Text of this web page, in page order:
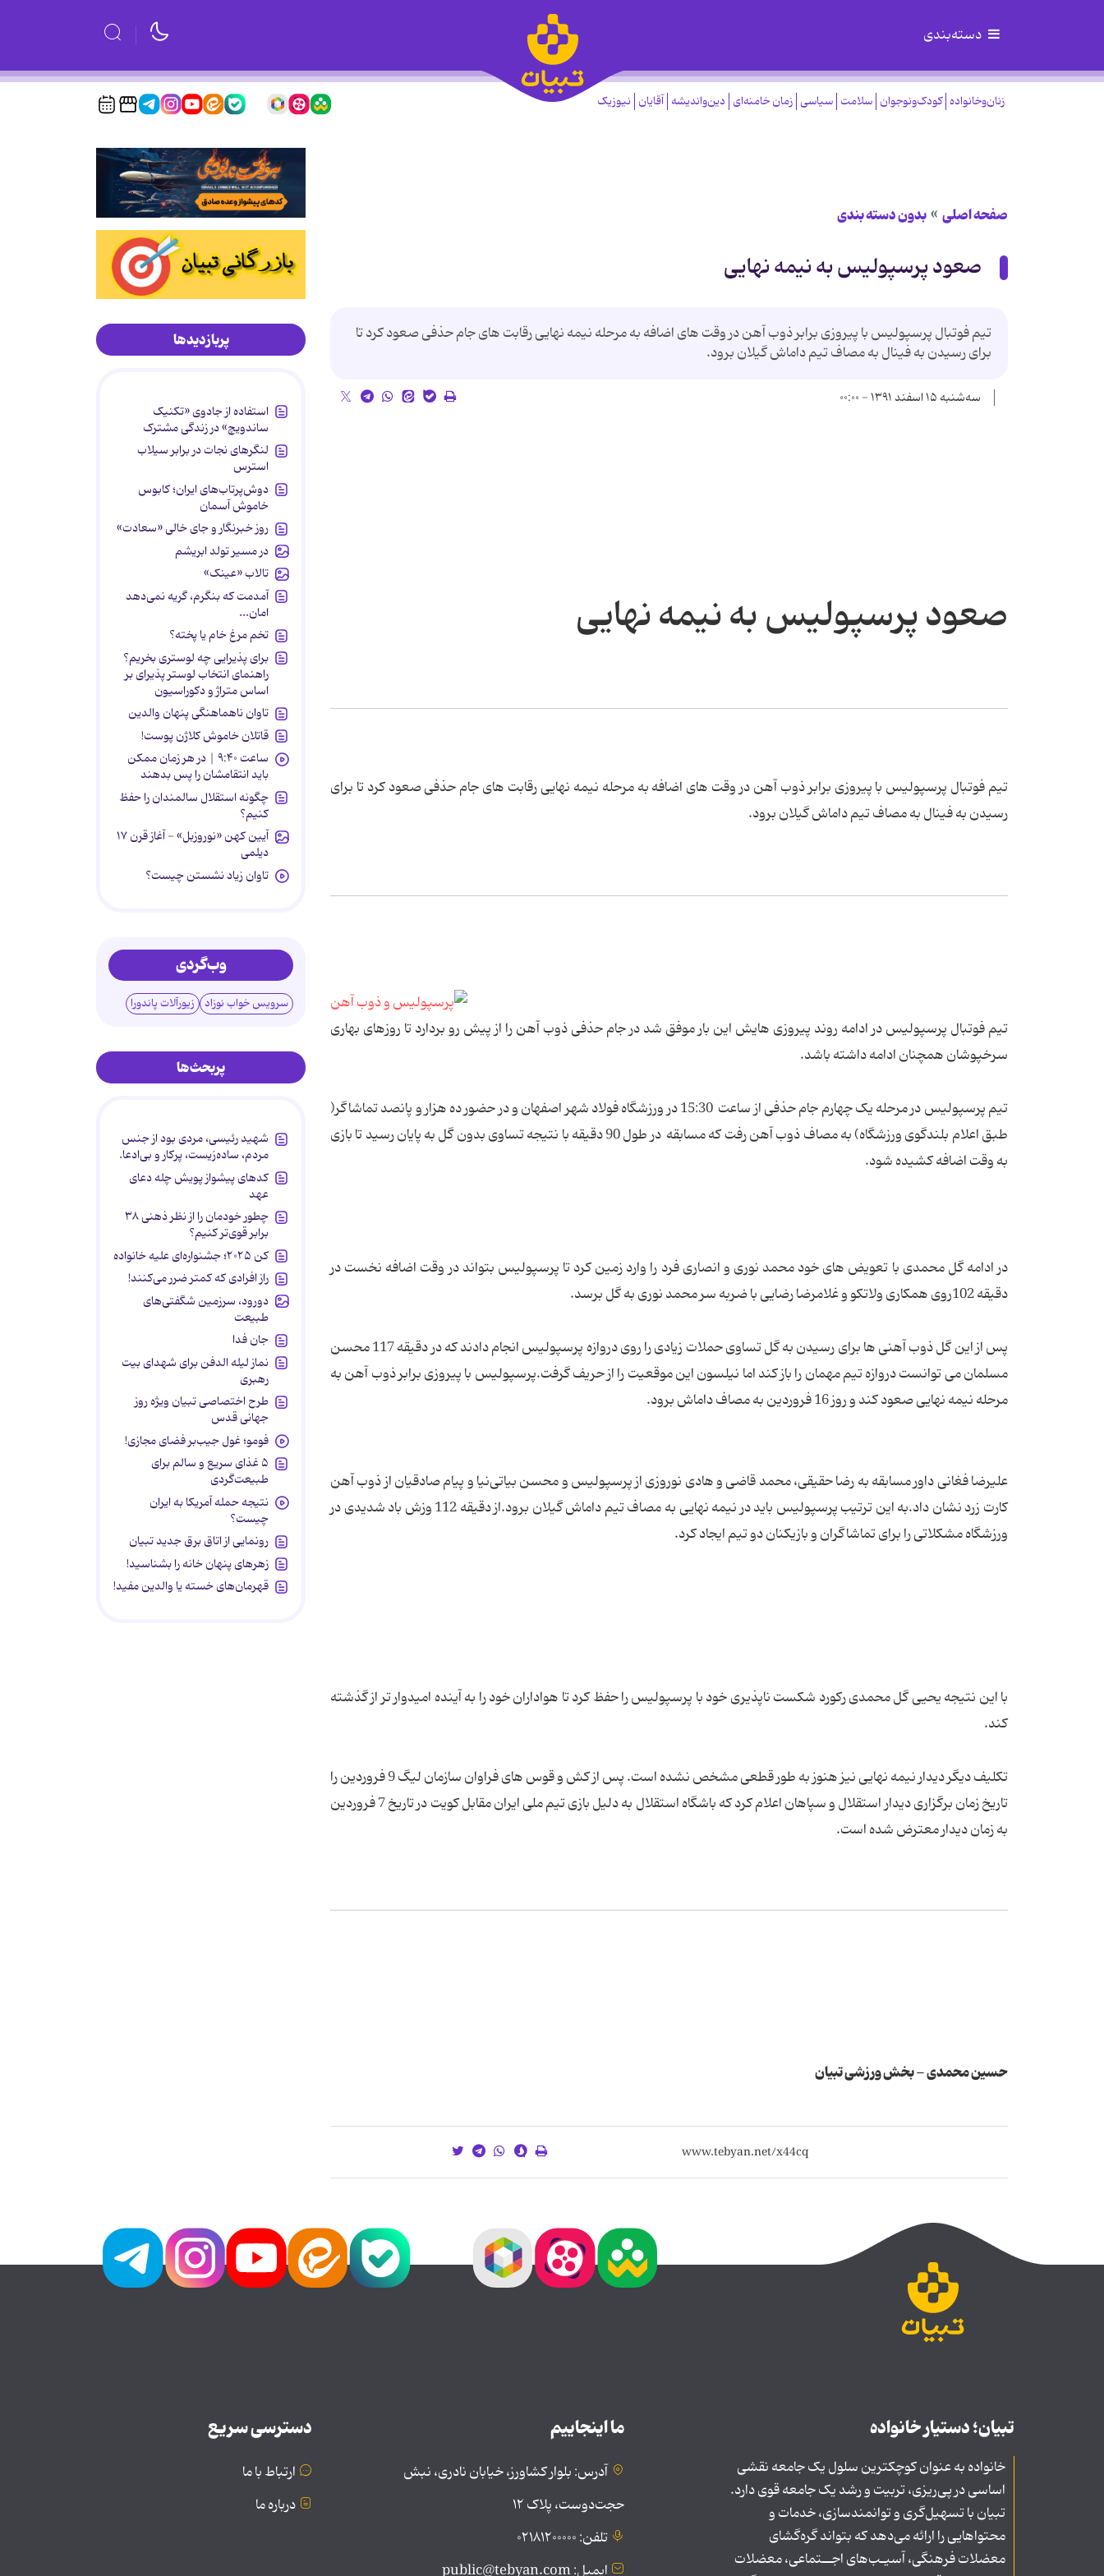
دسته‌بندی
زنان‌وخانواده کودک‌ونوجوان سلامت سیاسی زمان خامنه‌ای دین‌واندیشه آقایان نیوزیک
صفحه اصلی بدون دسته بندی
صعود پرسپولیس به نیمه نهایی
تیم فوتبال پرسپولیس با پیروزی برابر ذوب آهن در وقت های اضافه به مرحله نیمه نهایی رقابت های جام حذفی صعود کرد تا
برای رسیدن به فینال به مصاف تیم داماش گیلان برود.
سه‌شنبه ۱۵ اسفند ۱۳۹۱ - ۰۰:۰۰
صعود پرسپولیس به نیمه نهایی
تیم فوتبال پرسپولیس با پیروزی برابر ذوب آهن در وقت های اضافه به مرحله نیمه نهایی رقابت های جام حذفی صعود کرد تا برای
رسیدن به فینال به مصاف تیم داماش گیلان برود.
تیم فوتبال پرسپولیس در ادامه روند پیروزی هایش این بار موفق شد در جام حذفی ذوب آهن را از پیش رو بردارد تا روزهای بهاری
سرخپوشان همچنان ادامه داشته باشد.
تیم پرسپولیس در مرحله یک چهارم جام حذفی از ساعت 15:30 در ورزشگاه فولاد شهر اصفهان و در حضور ده هزار و پانصد تماشاگر(
طبق اعلام بلندگوی ورزشگاه) به مصاف ذوب آهن رفت که مسابقه در طول 90 دقیقه با نتیجه تساوی بدون گل به پایان رسید تا بازی
به وقت اضافه کشیده شود.
در ادامه گل محمدی با تعویض های خود محمد نوری و انصاری فرد را وارد زمین کرد تا پرسپولیس بتواند در وقت اضافه نخست در
دقیقه 102روی همکاری ولاتکو و غلامرضا رضایی با ضربه سر محمد نوری به گل برسد.
پس از این گل ذوب آهنی ها برای رسیدن به گل تساوی حملات زیادی را روی دروازه پرسپولیس انجام دادند که در دقیقه 117 محسن
مسلمان می توانست دروازه تیم مهمان را باز کند اما نیلسون این موقعیت را از حریف گرفت.پرسپولیس با پیروزی برابر ذوب آهن به
مرحله نیمه نهایی صعود کند و روز 16 فروردین به مصاف داماش برود.
علیرضا فغانی داور مسابقه به رضا حقیقی، محمد قاضی و هادی نوروزی از پرسپولیس و محسن بیاتی‌نیا و پیام صادقیان از ذوب آهن
کارت زرد نشان داد.به این ترتیب پرسپولیس باید در نیمه نهایی به مصاف تیم داماش گیلان برود.از دقیقه 112 وزش باد شدیدی در
ورزشگاه مشکلاتی را برای تماشاگران و بازیکنان دو تیم ایجاد کرد.
با این نتیجه یحیی گل محمدی رکورد شکست ناپذیری خود با پرسپولیس را حفظ کرد تا هواداران خود را به آینده امیدوار تر از گذشته
کند.
تکلیف دیگر دیدار نیمه نهایی نیز هنوز به طور قطعی مشخص نشده است. پس از کش و قوس های فراوان سازمان لیگ 9 فروردین را
تاریخ زمان برگزاری دیدار استقلال و سپاهان اعلام کرد که باشگاه استقلال به دلیل بازی تیم ملی ایران مقابل کویت در تاریخ 7 فروردین
به زمان دیدار معترض شده است.
حسین محمدی - بخش ورزشی تبیان
پربازدیدها
استفاده از جادوی «تکنیک
ساندویچ» در زندگی مشترک
لنگرهای نجات در برابر سیلاب
استرس
دوش‌پرتاب‌های ایران؛ کابوس
خاموش آسمان
روز خبرنگار و جای خالی «سعادت»
در مسیر تولد ابریشم
تالاب «عینک»
آمدمت که بنگرم، گریه نمی‌دهد
امان...
تخم مرغ خام یا پخته؟
برای پذیرایی چه لوستری بخریم؟
راهنمای انتخاب لوستر پذیرای بر
اساس متراژ و دکوراسیون
تاوان ناهماهنگی پنهان والدین
قاتلان خاموش کلاژن پوست!
ساعت ۹:۴۰ | در هر زمان ممکن
باید انتقامشان را پس بدهند
چگونه استقلال سالمندان را حفظ
کنیم؟
آیین کهن «نوروزبل» - آغاز قرن ۱۷
دیلمی
تاوان زیاد نشستن چیست؟
وب‌گردی
سرویس خواب نوزاد زیورآلات پاندورا
پربحث‌ها
شهید رئیسی، مردی بود از جنس
مردم، ساده‌زیست، پرکار و بی‌ادعا.
کدهای پیشواز پویش چله دعای
عهد
چطور خودمان را از نظر ذهنی ۳۸
برابر قوی‌تر کنیم؟
کن ۲۰۲۵؛ جشنواره‌ای علیه خانواده
راز افرادی که کمتر ضرر می‌کنند!
دورود، سرزمین شگفتی‌های
طبیعت
جان فدا
نماز لیله الدفن برای شهدای بیت
رهبری
طرح اختصاصی تبیان ویژه روز
جهانی قدس
فومو؛ غول جیب‌بر فضای مجازی!
۵ غذای سریع و سالم برای
طبیعت‌گردی
نتیجه حمله آمریکا به ایران
چیست؟
رونمایی از اتاق برق جدید تبیان
زهرهای پنهان خانه را بشناسید!
قهرمان‌های خسته یا والدین مفید!
تبیان؛ دستیار خانواده
خانواده به عنوان کوچکترین سلول یک جامعه نقشی
اساسی در پی‌ریزی، تربیت و رشد یک جامعه قوی دارد.
تبیان با تسهیل‌گری و توانمندسازی، خدمات و
محتواهایی را ارائه می‌دهد که بتواند گره‌گشای
معضلات فرهنگی، آسیـب‌های اجــتماعی، معضلات
ما اینجاییم
آدرس: بلوار کشاورز، خیابان نادری، نبش
حجت‌دوست، پلاک ۱۲
تلفن: ۰۲۱۸۱۲۰۰۰۰۰
ایمیل: public@tebyan.com
دسترسی سریع
ارتباط با ما
درباره ما